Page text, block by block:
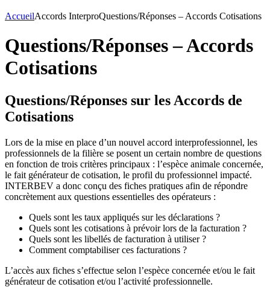
AccueilAccords InterproQuestions/Réponses – Accords Cotisations
Questions/Réponses – Accords
Cotisations
Questions/Réponses sur les Accords de
Cotisations
Lors de la mise en place d’un nouvel accord interprofessionnel, les
professionnels de la filière se posent un certain nombre de questions
en fonction de trois critères principaux : l’espèce animale concernée,
le fait générateur de cotisation, le profil du professionnel impacté.
INTERBEV a donc conçu des fiches pratiques afin de répondre
concrètement aux questions essentielles des opérateurs :
Quels sont les taux appliqués sur les déclarations ?
Quels sont les cotisations à prévoir lors de la facturation ?
Quels sont les libellés de facturation à utiliser ?
Comment comptabiliser ces facturations ?
L’accès aux fiches s’effectue selon l’espèce concernée et/ou le fait
générateur de cotisation et/ou l’activité professionnelle.